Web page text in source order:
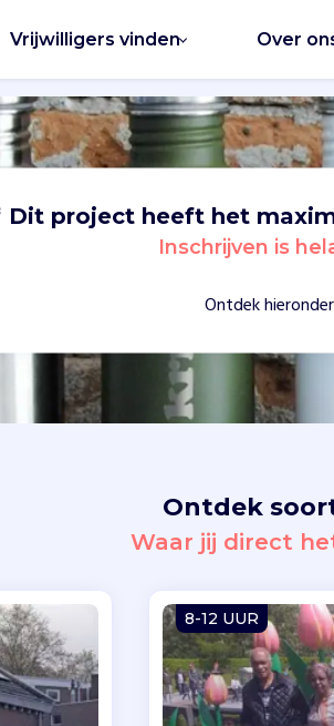
Vrijwilligers vinden Over
Dit project heeft het
Inschrijven is
Ontdek
Ontdek
Waar jij direct
8-12 UUR